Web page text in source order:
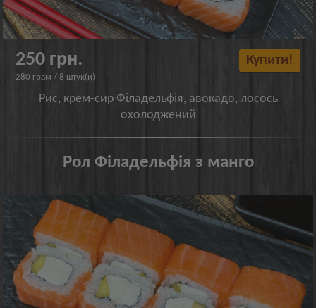
250 грн.
280 грам / 8 штук(и)
Купити!
Рис, крем-сир Філадельфія, авокадо, лосось
охолоджений
Рол Філадельфія з манго